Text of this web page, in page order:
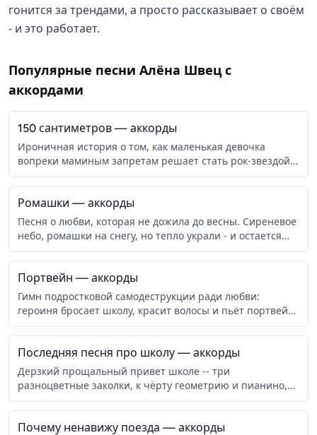
гонится за трендами, а просто рассказывает о своём
- и это работает.
Популярные песни Алёна Швецс
аккордами
150 сантиметров — аккорды
Ироничная история о том, как маленькая девочка
вопреки маминым запретам решает стать рок-звездой.
Рост 150 см, мечты больше потолка, и пусть сравнивают
с Монеточкой - она рисует розочки в пэйнте и ей норм.
Ромашки — аккорды
Песня о любви, которая не дожила до весны. Сиреневое
небо, ромашки на снегу, но тепло украли - и остается
только делить холод пополам, пытаясь заставить чужое
ледяное сердце биться снова.
Портвейн — аккорды
Гимн подростковой самодеструкции ради любви:
героиня бросает школу, красит волосы и пьёт портвейн,
чтобы стать «достаточно крутой» для парня с крыши.
Последняя песня про школу — аккорды
Дерзкий прощальный привет школе -- три
разноцветные заколки, к чёрту геометрию и пианино,
призвание быть знаменитой. Ваши ученицы слэмятся
на её концертах.
Почему ненавижу поезда — аккорды